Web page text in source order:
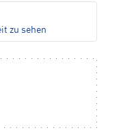
zu sehen